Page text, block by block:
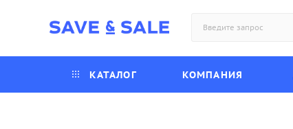
КАТАЛОГ КОМПАНИЯ